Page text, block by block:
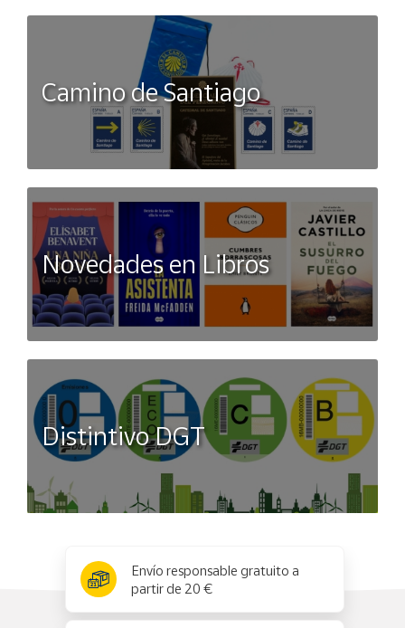
Camino de Santiago
Novedades en Libros
Distintivo DGT
Envío responsable gratuito a
partir de 20 €